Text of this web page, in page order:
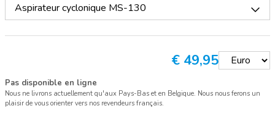
Aspirateur cyclonique MS-130
€ 49,95
Pas disponible en ligne
Nous ne livrons actuellement qu'aux Pays-Bas et en Belgique. Nous nous ferons un
plaisir de vous orienter vers nos revendeurs français.